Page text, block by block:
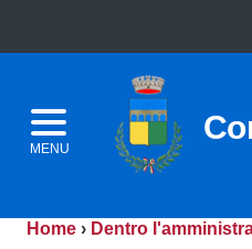
MENU
Home › Dentro